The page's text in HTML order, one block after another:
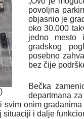
povoljna
objasnio je
oko 30.000
jedno mesto
gradskog
posebno
bez čije
Bečka
departmana
onim
situaciji i dalje